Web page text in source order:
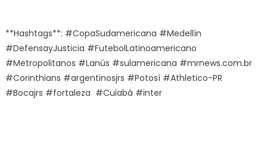
**Hashtags**: #CopaSudamericana #Medellín
#DefensayJusticia #FutebolLatinoamericano
#Metropolitanos #Lanús #sulamericana #mrnews.com.br
#Corinthians #argentinosjrs #Potosí #Athletico-PR
#Bocajrs #fortaleza #Cuiabá #inter